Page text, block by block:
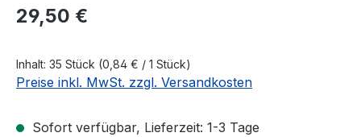
Regulärer Preis:
29,50 €
Inhalt: 35 Stück (0,84 € / 1 Stück)
Preise inkl. MwSt. zzgl. Versandkosten
Sofort verfügbar, Lieferzeit: 1-3 Tage